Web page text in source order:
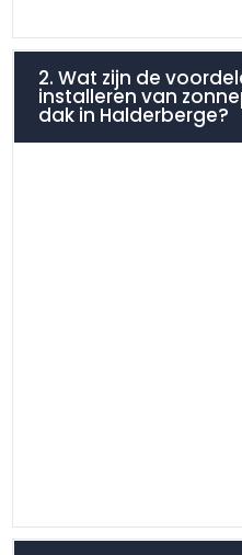
2. Wat zijn de
installeren van
dak in Halderberge?